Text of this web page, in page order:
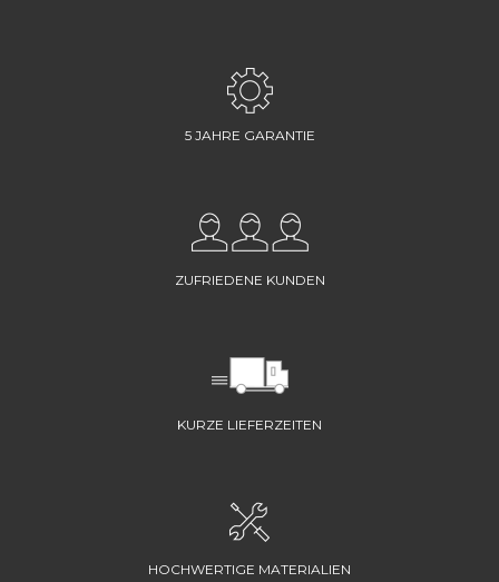
5 JAHRE GARANTIE
ZUFRIEDENE KUNDEN
KURZE LIEFERZEITEN
HOCHWERTIGE MATERIALIEN